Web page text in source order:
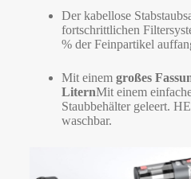
Der kabellose
fortschrittlichen
% der Feinpartikel
Mit einem großes
LiternMit einem
Staubbehälter geleert.
waschbar.